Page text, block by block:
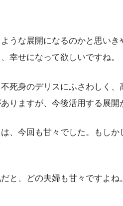
うな展開になるのかと思い
幸せになって欲しいですね。
死身のデリスにふさわしく
りますが、今後活用する展開
、今回も甘々でした。もし
と、どの夫婦も甘々ですよ